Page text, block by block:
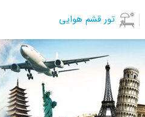
تور قشم هوایی